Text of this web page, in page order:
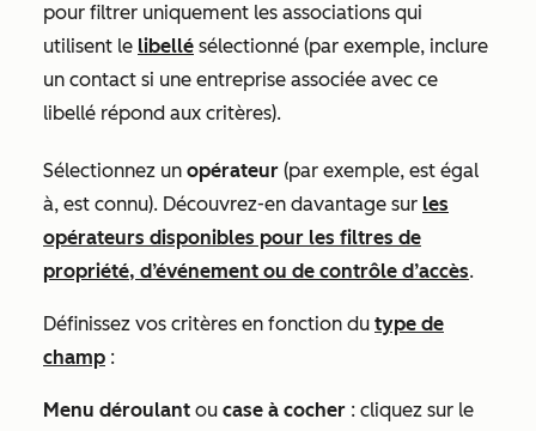
pour filtrer uniquement les associations qui
utilisent le libellé sélectionné (par exemple, inclure
un contact si une entreprise associée avec ce
libellé répond aux critères).
Sélectionnez un opérateur (par exemple, est égal
à, est connu). Découvrez-en davantage sur les
opérateurs disponibles pour les filtres de
propriété, d’événement ou de contrôle d’accès.
Définissez vos critères en fonction du type de
champ :
Menu déroulant ou case à cocher : cliquez sur le